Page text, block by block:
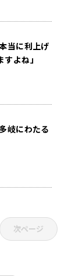
当に利上げ
よね」
岐にわたる
次ページ